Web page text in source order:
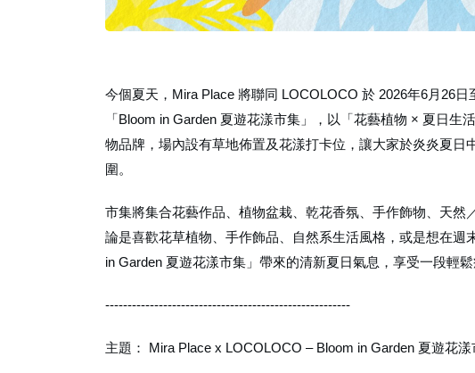
今個夏天，Mira Place 將聯同 LOCOLOCO 於 2026年6月26
「Bloom in Garden 夏遊花漾市集」，以「花藝植物 × 夏日
物品牌，場內設有草地佈置及花漾打卡位，讓大家於炎炎夏
圍。
市集將集合花藝作品、植物盆栽、乾花香氛、手作飾物、天
論是喜歡花草植物、手作飾品、自然系生活風格，或是想在
in Garden 夏遊花漾市集」帶來的清新夏日氣息，享受一段輕鬆
-------------------------------------------------------
主題： Mira Place x LOCOLOCO – Bloom in Garden 夏遊花漾